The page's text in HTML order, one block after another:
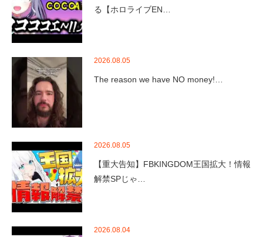
る【ホロライブEN…
2026.08.05
The reason we have NO money!…
2026.08.05
【重大告知】FBKINGDOM王国拡大！情報
解禁SPじゃ…
2026.08.04